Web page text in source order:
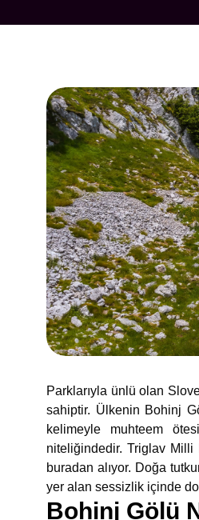
Parklarıyla ünlü olan
sahiptir. Ülkenin Bohinj
kelimeyle muhteem
niteliğindedir. Triglav Milli
buradan alıyor. Doğa
yer alan sessizlik içinde
Bohinj Gölü